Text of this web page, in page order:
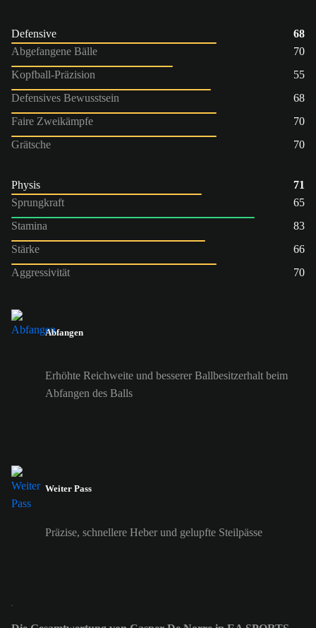
Defensive
68
Abgefangene Bälle
70
Kopfball-Präzision
55
Defensives Bewusstsein
68
Faire Zweikämpfe
70
Grätsche
70
Physis
71
Sprungkraft
65
Stamina
83
Stärke
66
Aggressivität
70
Abfangen
Erhöhte Reichweite und besserer Ballbesitzerhalt beim
Abfangen des Balls
Weiter Pass
Präzise, schnellere Heber und gelupfte Steilpässe